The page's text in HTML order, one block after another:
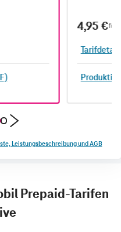
4,95 €für
Leistungsbeschreibung und AGB